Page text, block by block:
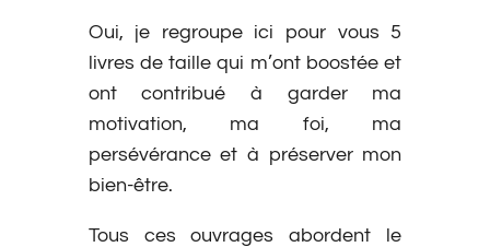
Oui, je regroupe ici pour vous 5
livres de taille qui m’ont boostée et
ont contribué à garder ma
motivation, ma foi, ma
persévérance et à préserver mon
bien-être.
Tous ces ouvrages abordent le